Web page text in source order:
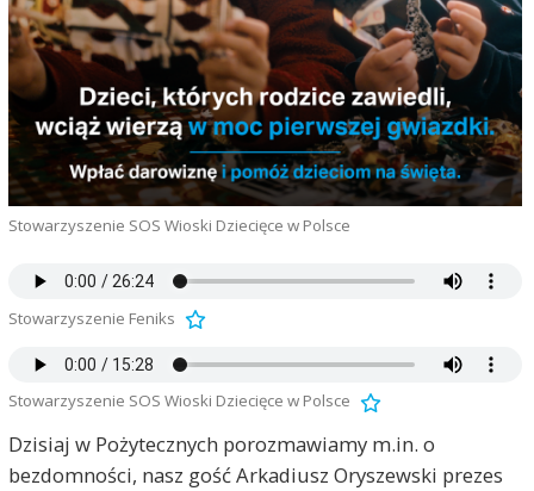
Stowarzyszenie SOS Wioski Dziecięce w Polsce
Stowarzyszenie Feniks
Stowarzyszenie SOS Wioski Dziecięce w Polsce
Dzisiaj w Pożytecznych porozmawiamy m.in. o
bezdomności, nasz gość Arkadiusz Oryszewski prezes